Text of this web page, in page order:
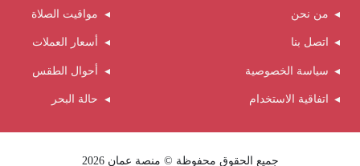
من نحن
اتصل بنا
سياسة الخصوصية
اتفاقية الاستخدام
مواقيت الصلاة
أسعار العملات
أحوال الطقس
حالة البحر
جميع الحقوق محفوظة © منصة عمان 2026